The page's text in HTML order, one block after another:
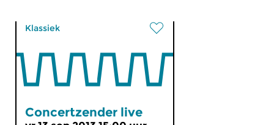
Klassiek
Concertzender live